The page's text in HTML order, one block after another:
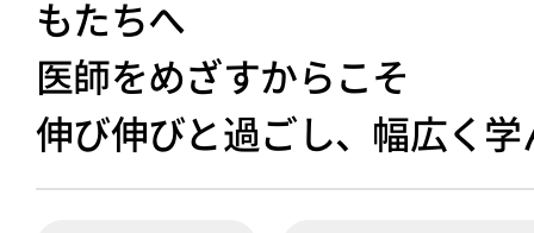
もたちへ
医師をめざすからこそ
伸び伸びと過ごし、幅広く学